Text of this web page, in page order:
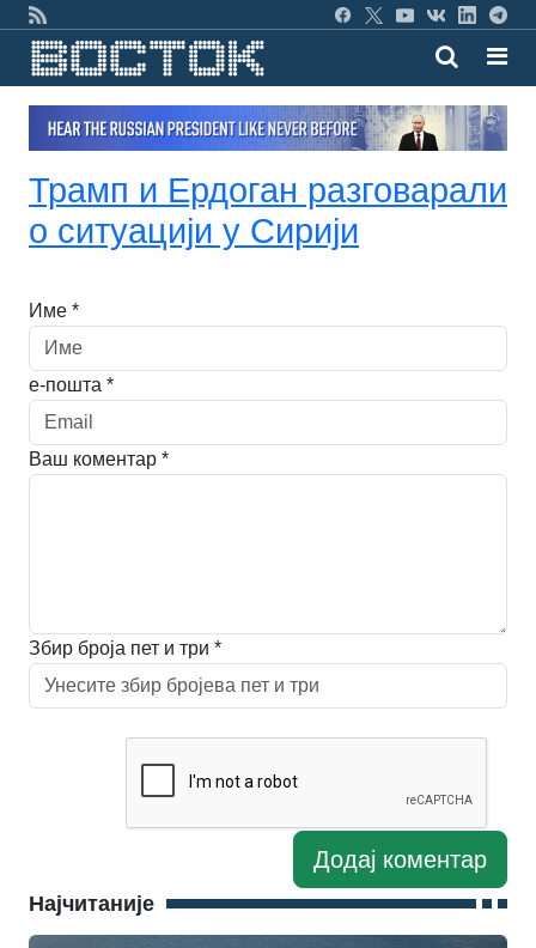
Трамп и Ердоган разговарали
о ситуацији у Сирији
Име *
е-пошта *
Ваш коментар *
Збир броја пет и три *
Најчитаније